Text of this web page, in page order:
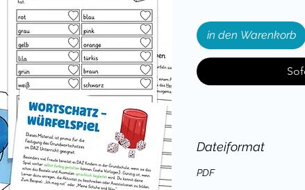
in den Warenkorb
Dateiformat
PDF